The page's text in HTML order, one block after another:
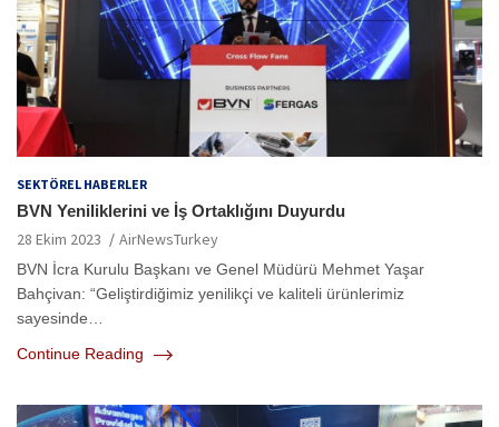
SEKTÖREL HABERLER
BVN Yeniliklerini ve İş Ortaklığını Duyurdu
28 Ekim 2023 AirNewsTurkey
BVN İcra Kurulu Başkanı ve Genel Müdürü Mehmet Yaşar
Bahçivan: “Geliştirdiğimiz yenilikçi ve kaliteli ürünlerimiz
sayesinde…
Continue Reading